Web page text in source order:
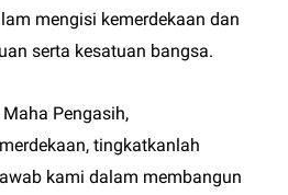
mengisi kemerdekaan dan
serta kesatuan bangsa.
Pengasih,
tingkatkanlah
kami dalam membangun